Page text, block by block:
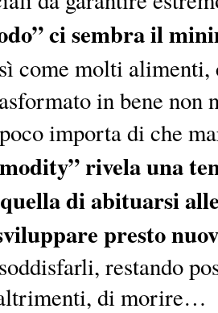
ci sembra il
come molti alimenti,
in bene non
importa di che
rivela una
di abituarsi
presto
restando
di morire…